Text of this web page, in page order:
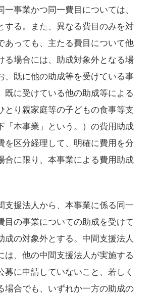
一事業かつ同一費目については、
する。また、異なる費目のみを対
あっても、主たる費目について他
る場合には、助成対象外となる場
、既に他の助成等を受けている事
既に受けている他の助成等による
とり親家庭等の子どもの食事等支
「本事業」という。）の費用助成
を区分経理して、明確に費用を分
合に限り、本事業による費用助成
支援法人から、本事業に係る同一
目の事業についての助成を受けて
成の対象外とする。中間支援法人
は、他の中間支援法人が実施する
募に申請していないこと、若しく
場合でも、いずれか一方の助成の